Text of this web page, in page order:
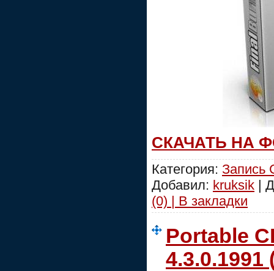
СКАЧАТЬ НА
Категория: Запись
Добавил: kruksik |
(0) | В закладки
Portable
4.3.0.1991